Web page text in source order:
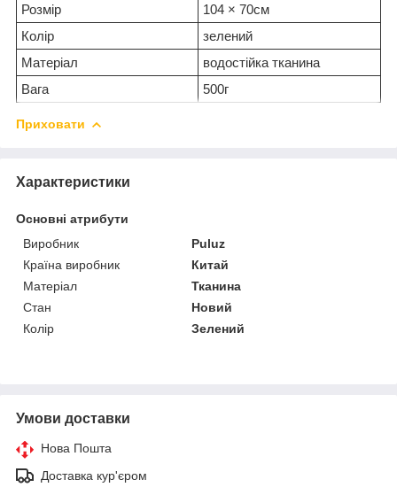
Розмір
104 × 70см
Колір
зелений
Матеріал
водостійка тканина
Вага
500г
Приховати
Характеристики
Основні атрибути
Виробник
Puluz
Країна виробник
Китай
Матеріал
Тканина
Стан
Новий
Колір
Зелений
Умови доставки
Нова Пошта
Доставка кур'єром